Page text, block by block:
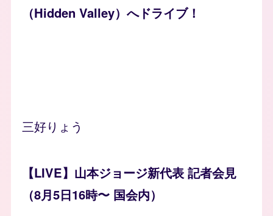
（Hidden Valley）へドライブ！
三好りょう
【LIVE】山本ジョージ新代表 記者会見
（8月5日16時〜 国会内）